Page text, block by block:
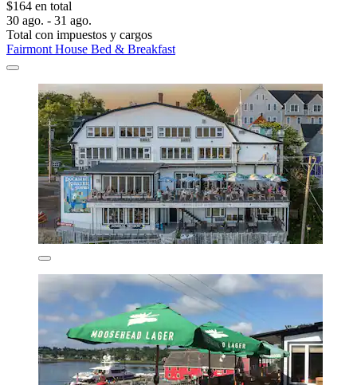
$164 en total
30 ago. - 31 ago.
Total con impuestos y cargos
Fairmont House Bed & Breakfast